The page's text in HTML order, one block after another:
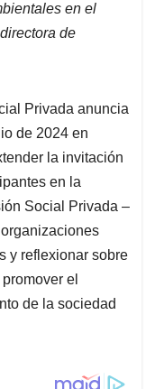
en el
de
Privada anuncia
de 2024 en
la invitación
en la
Social Privada –
y reflexionar sobre
el
de la sociedad